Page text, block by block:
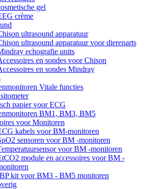
gel
crème
ultrasound apparatuur
ultrasound apparatuur voor dierenarts
echografie units
en sondes voor Chison
en sondes Mindray
Vitale functies
papier voor ECG
BM1, BM3, BM5
voor Monitoren
kabels voor BM-monitoren
sensoren voor BM -monitoren
voor BM -monitoren
module en accessoires voor BM -
kit voor BM3 - BM5 monitoren